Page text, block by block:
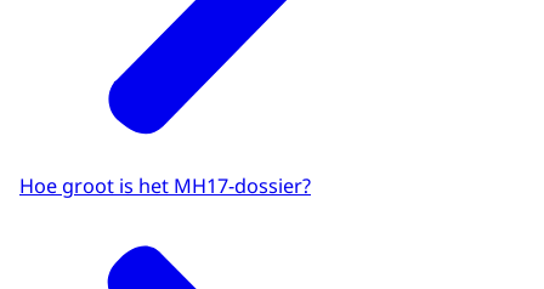
Hoe groot is het MH17-dossier?